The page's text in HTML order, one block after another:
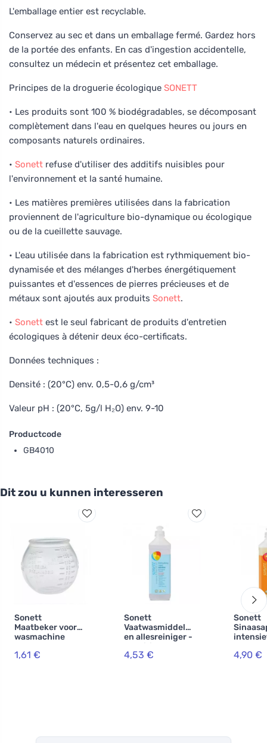
L'emballage entier est recyclable.
Conservez au sec et dans un emballage fermé. Gardez hors
de la portée des enfants. En cas d'ingestion accidentelle,
consultez un médecin et présentez cet emballage.
Principes de la droguerie écologique SONETT
• Les produits sont 100 % biodégradables, se décomposant
complètement dans l'eau en quelques heures ou jours en
composants naturels ordinaires.
• Sonett refuse d'utiliser des additifs nuisibles pour
l'environnement et la santé humaine.
• Les matières premières utilisées dans la fabrication
proviennent de l'agriculture bio-dynamique ou écologique
ou de la cueillette sauvage.
• L'eau utilisée dans la fabrication est rythmiquement bio-
dynamisée et des mélanges d'herbes énergétiquement
puissantes et d'essences de pierres précieuses et de
métaux sont ajoutés aux produits Sonett.
• Sonett est le seul fabricant de produits d'entretien
écologiques à détenir deux éco-certificats.
Données techniques :
Densité : (20°C) env. 0,5-0,6 g/cm³
Valeur pH : (20°C, 5g/l H₂O) env. 9-10
Productcode
GB4010
Dit zou u kunnen interesseren
Sonett
Maatbeker voor
wasmachine
1,61 €
Sonett
Vaatwasmiddel
en allesreiniger -
Sensitive 500 ml
4,53 €
Sonett
4,90 €